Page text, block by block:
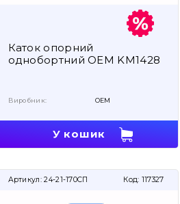
Каток опорний
однобортний OEM KM1428
Виробник: OEM
У кошик
Артикул: 24-21-170СП Код: 117327